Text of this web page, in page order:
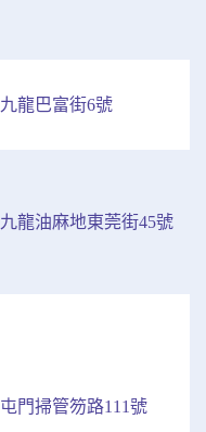
九龍巴富街6號
九龍油麻地東莞街45號
屯門掃管笏路111號